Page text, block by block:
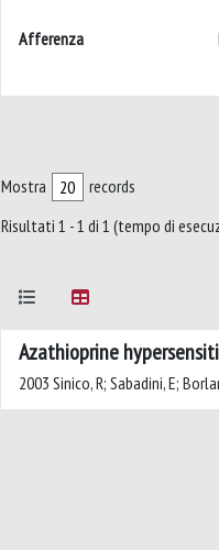
Afferenza
Mostra
records
Risultati 1 - 1 di 1 (tempo di
Azathioprine
2003 Sinico, R; Sabadini, E;